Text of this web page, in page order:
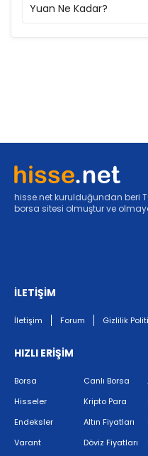
Yuan Ne Kadar?
hisse.net kurulduğundan beri
borsa sitesi olmuştur ve
İLETİŞİM
İletişim Forum Gizlilik
HIZLI ERİŞİM
Borsa
Hisseler
Endeksler
Varant
Canlı Borsa
Kripto Para
Altın Fiyatları
Döviz Fiyatları